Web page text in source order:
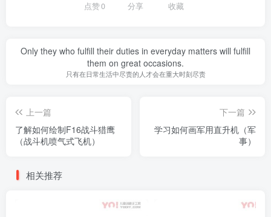
点赞0 分享 收藏
Only they who fulfill their duties in everyday matters will fulfill
them on great occasions.
只有在日常生活中尽责的人才会在重大时刻尽责
上一篇
了解如何绘制F16战斗猎鹰
（战斗机喷气式飞机）
下一篇
学习如何画军用直升机（军
事）
相关推荐